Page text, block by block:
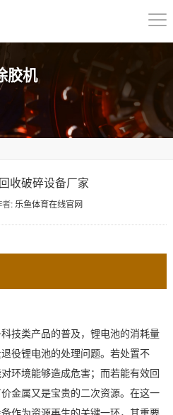
胶机
收破碎设备厂家
者: 乐鱼体育在线官网
类产品的普及，锂电池的消耗量
役锂电池的处理问题。若处置不
环境能够造成危害；而若能有效回
金属又是宝贵的二次资源。在这一
作为资源再生的关键一环，其重要